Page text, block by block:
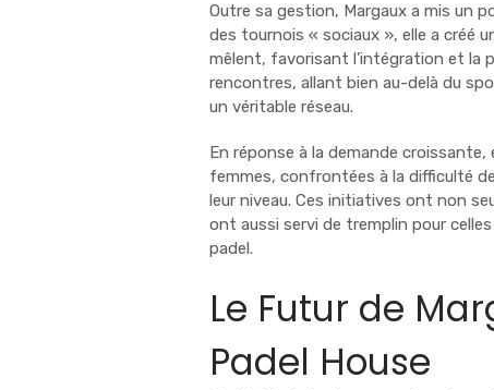
Outre sa gestion, Margaux a mis un
des tournois « sociaux », elle a créé
mêlent, favorisant l’intégration et la
rencontres, allant bien au-delà du
un véritable réseau.
En réponse à la demande
femmes, confrontées à la difficulté
leur niveau. Ces initiatives ont non
ont aussi servi de tremplin pour
padel.
Le Futur de
Padel House